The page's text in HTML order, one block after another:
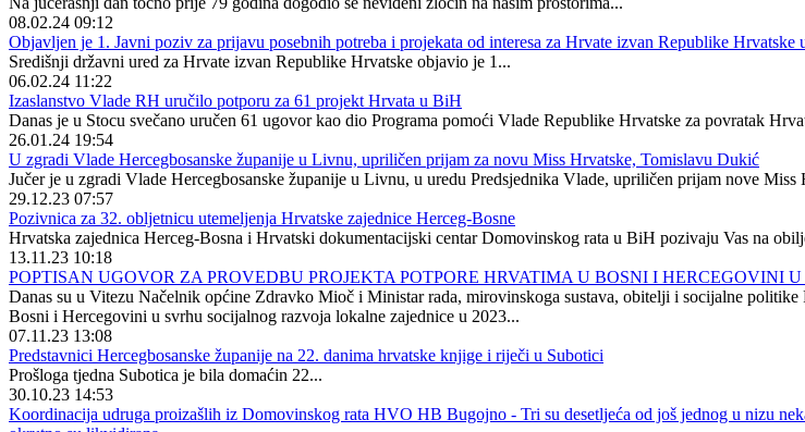
08.02.24 09:12
Objavljen je 1. Javni poziv za prijavu posebnih potreba i projekata od interesa za Hrvate izvan Republike
Središnji državni ured za Hrvate izvan Republike Hrvatske objavio je 1...
06.02.24 11:22
Izaslanstvo Vlade RH uručilo potporu za 61 projekt Hrvata u BiH
Danas je u Stocu svečano uručen 61 ugovor kao dio Programa pomoći Vlade Republike Hrvatske za povratak
26.01.24 19:54
U zgradi Vlade Hercegbosanske županije u Livnu, upriličen prijam za novu Miss Hrvatske, Tomislavu Dukić
Jučer je u zgradi Vlade Hercegbosanske županije u Livnu, u uredu Predsjednika Vlade, upriličen prijam nove
29.12.23 07:57
Pozivnica za 32. obljetnicu utemeljenja Hrvatske zajednice Herceg-Bosne
Hrvatska zajednica Herceg-Bosna i Hrvatski dokumentacijski centar Domovinskog rata u BiH pozivaju Vas na
13.11.23 10:18
POPTISAN UGOVOR ZA PROVEDBU PROJEKTA POTPORE HRVATIMA U BOSNI I
Danas su u Vitezu Načelnik općine Zdravko Mioč i Ministar rada, mirovinskoga sustava, obitelji i socijalne
Bosni i Hercegovini u svrhu socijalnog razvoja lokalne zajednice u 2023...
07.11.23 13:08
Predstavnici Hercegbosanske županije na 22. danima hrvatske knjige i riječi u Subotici
Prošloga tjedna Subotica je bila domaćin 22...
30.10.23 14:53
Koordinacija udruga proizašlih iz Domovinskog rata HVO HB Bugojno - Tri su desetljeća od još jednog u nizu